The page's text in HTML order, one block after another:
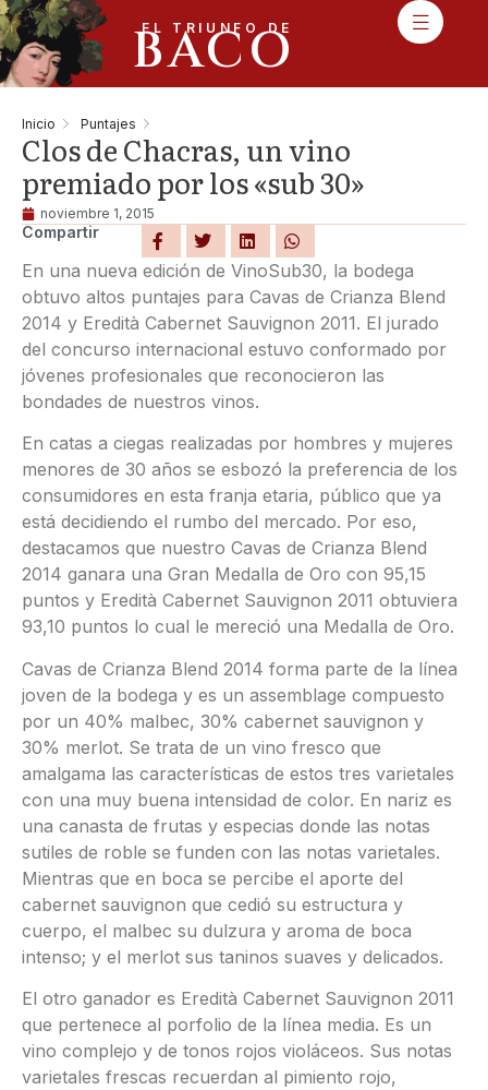
EL TRIUNFO DE
BACO
Inicio Puntajes
Clos de Chacras, un vino
premiado por los «sub 30»
noviembre 1, 2015
Compartir
En una nueva edición de VinoSub30, la bodega
obtuvo altos puntajes para Cavas de Crianza Blend
2014 y Eredità Cabernet Sauvignon 2011. El jurado
del concurso internacional estuvo conformado por
jóvenes profesionales que reconocieron las
bondades de nuestros vinos.
En catas a ciegas realizadas por hombres y mujeres
menores de 30 años se esbozó la preferencia de los
consumidores en esta franja etaria, público que ya
está decidiendo el rumbo del mercado. Por eso,
destacamos que nuestro Cavas de Crianza Blend
2014 ganara una Gran Medalla de Oro con 95,15
puntos y Eredità Cabernet Sauvignon 2011 obtuviera
93,10 puntos lo cual le mereció una Medalla de Oro.
Cavas de Crianza Blend 2014 forma parte de la línea
joven de la bodega y es un assemblage compuesto
por un 40% malbec, 30% cabernet sauvignon y
30% merlot. Se trata de un vino fresco que
amalgama las características de estos tres varietales
con una muy buena intensidad de color. En nariz es
una canasta de frutas y especias donde las notas
sutiles de roble se funden con las notas varietales.
Mientras que en boca se percibe el aporte del
cabernet sauvignon que cedió su estructura y
cuerpo, el malbec su dulzura y aroma de boca
intenso; y el merlot sus taninos suaves y delicados.
El otro ganador es Eredità Cabernet Sauvignon 2011
que pertenece al porfolio de la línea media. Es un
vino complejo y de tonos rojos violáceos. Sus notas
varietales frescas recuerdan al pimiento rojo,